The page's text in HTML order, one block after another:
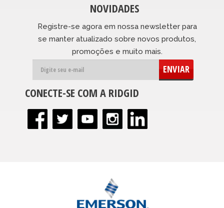
NOVIDADES
Registre-se agora em nossa newsletter para
se manter atualizado sobre novos produtos,
promoções e muito mais.
ENVIAR
CONECTE-SE COM A RIDGID